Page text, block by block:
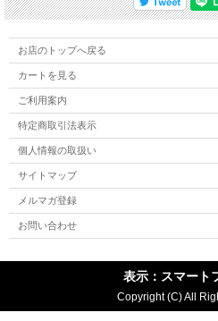
お店のトップへ戻る
カートを見る
ご利用案内
特定商取引法表示
個人情報の取扱い
サイトマップ
メルマガ登録
お問い合わせ
表示：スマート
Copyright (C) All